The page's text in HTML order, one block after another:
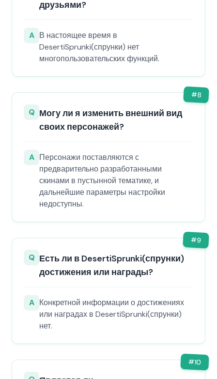
друзьями?
A В настоящее время в
DesertiSprunki(спрунки) нет
многопользовательских функций.
#8
Q Могу ли я изменить внешний вид
своих персонажей?
A Персонажи поставляются с
предварительно разработанными
скинами в пустынной тематике, и
дальнейшие параметры настройки
недоступны.
#9
Q Есть ли в DesertiSprunki(спрунки)
достижения или награды?
A Конкретной информации о достижениях
или наградах в DesertiSprunki(спрунки)
нет.
#10